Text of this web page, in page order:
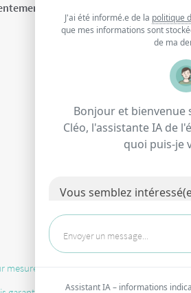
Consulter les
en
mesure
J'ai été informé.e de la politique
que mes informations sont
de ma
Bonjour et bienvenue
Cléo, l'assistante IA de
quoi puis-je
Vous semblez
Assistant IA – informations